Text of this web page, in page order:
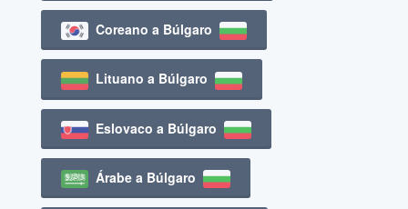
Coreano a Búlgaro
Lituano a Búlgaro
Eslovaco a Búlgaro
Árabe a Búlgaro